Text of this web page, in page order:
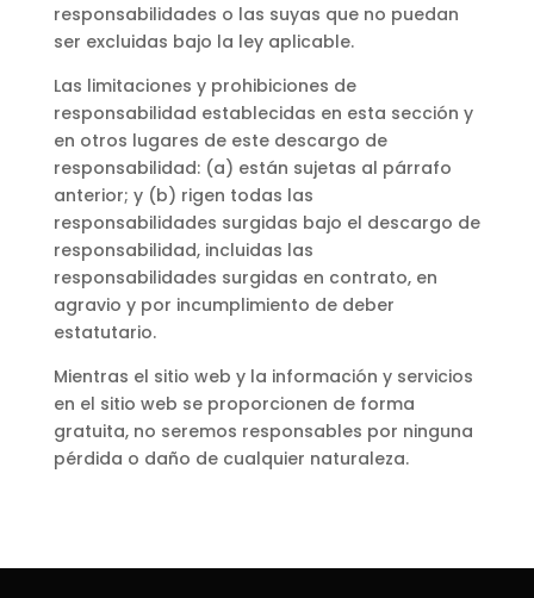
responsabilidades o las suyas que no puedan
ser excluidas bajo la ley aplicable.
Las limitaciones y prohibiciones de
responsabilidad establecidas en esta sección y
en otros lugares de este descargo de
responsabilidad: (a) están sujetas al párrafo
anterior; y (b) rigen todas las
responsabilidades surgidas bajo el descargo de
responsabilidad, incluidas las
responsabilidades surgidas en contrato, en
agravio y por incumplimiento de deber
estatutario.
Mientras el sitio web y la información y servicios
en el sitio web se proporcionen de forma
gratuita, no seremos responsables por ninguna
pérdida o daño de cualquier naturaleza.